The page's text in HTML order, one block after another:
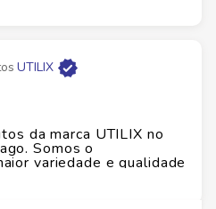
com fechamento
limpa e organizada
UTILIX
da marca UTILIX no
Somos o
variedade e qualidade